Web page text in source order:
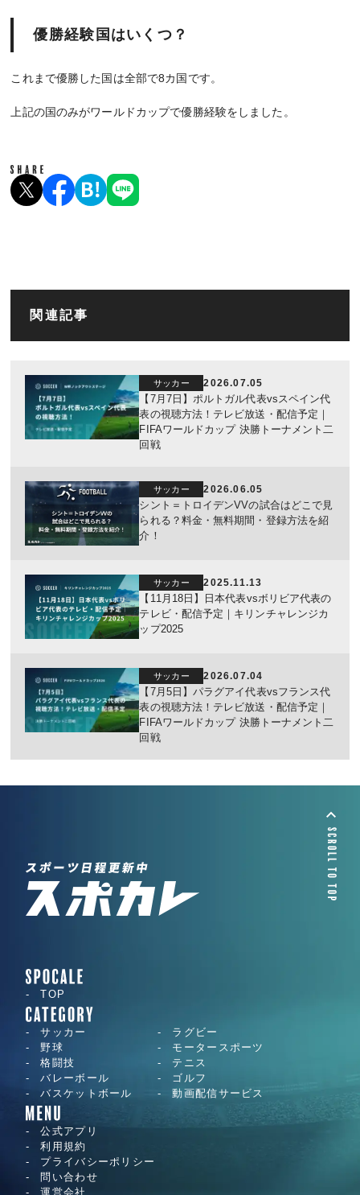
優勝経験国はいくつ？
これまで優勝した国は全部で8カ国です。
上記の国のみがワールドカップで優勝経験をしました。
関連記事
サッカー 2026.07.05
【7月7日】ポルトガル代表vsスペイン代
表の視聴方法！テレビ放送・配信予定｜
FIFAワールドカップ 決勝トーナメント二
回戦
サッカー 2026.06.05
シント＝トロイデンVVの試合はどこで見
られる？料金・無料期間・登録方法を紹
介！
サッカー 2025.11.13
【11月18日】日本代表vsボリビア代表の
テレビ・配信予定｜キリンチャレンジカ
ップ2025
サッカー 2026.07.04
【7月5日】パラグアイ代表vsフランス代
表の視聴方法！テレビ放送・配信予定｜
FIFAワールドカップ 決勝トーナメント二
回戦
TOP
サッカー
ラグビー
野球
モータースポーツ
格闘技
テニス
バレーボール
ゴルフ
バスケットボール
動画配信サービス
公式アプリ
利用規約
プライバシーポリシー
問い合わせ
運営会社